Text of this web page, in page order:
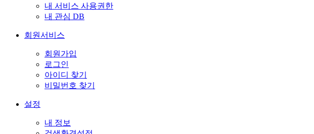
내 서비스 사용권한
내 관심 DB
회원서비스
회원가입
로그인
아이디 찾기
비밀번호 찾기
설정
내 정보